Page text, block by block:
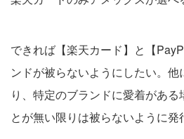
できれば【楽天カード】と【
ンドが被らないようにしたい。
り、特定のブランドに愛着がある
とが無い限りは被らないように発